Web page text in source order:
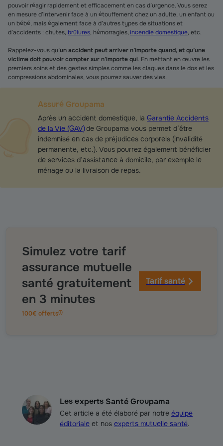
pouvoir réagir rapidement et efficacement en cas d’urgence. Vous serez
en mesure d’intervenir face à un étouffement chez un adulte, un enfant ou
un bébé, mais également face à d’autres types de situations et
d’accidents : chutes, brûlures, hémorragies, incendie domestique, etc.
Rappelez-vous qu’un accident peut arriver n’importe quand, et qu’une
victime doit pouvoir compter sur n’importe qui. En mettant en œuvre les
premiers soins et des gestes simples comme les claques dans le dos et les
compressions abdominales, vous pourrez sauver des vies.
Assuré Groupama
Après un accident domestique, la Garantie Accidents
de la Vie (GAV)de Groupama vous permet d’être
indemnisé en cas de préjudices corporels (invalidité
permanente, etc.). Vous pourrez également bénéficier
de services d’assistance à domicile, par exemple le
ménage ou la livraison de repas.
Simulez votre tarif
assurance mutuelle
santé gratuitement
en 3 minutes
100€ offerts(1)
Tarif santé
Les experts Santé Groupama
Cet article a été élaboré par notre équipe
éditoriale et nos experts mutuelle santé.